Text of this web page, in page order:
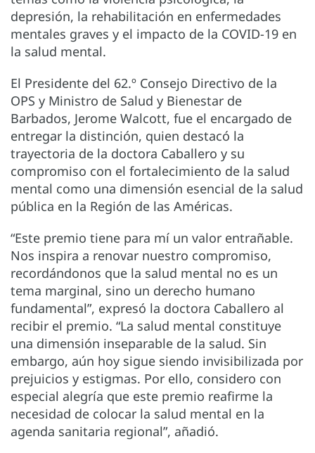
depresión, la rehabilitación en enfermedades
mentales graves y el impacto de la COVID-19 en
la salud mental.
El Presidente del 62.º Consejo Directivo de la
OPS y Ministro de Salud y Bienestar de
Barbados, Jerome Walcott, fue el encargado de
entregar la distinción, quien destacó la
trayectoria de la doctora Caballero y su
compromiso con el fortalecimiento de la salud
mental como una dimensión esencial de la salud
pública en la Región de las Américas.
“Este premio tiene para mí un valor entrañable.
Nos inspira a renovar nuestro compromiso,
recordándonos que la salud mental no es un
tema marginal, sino un derecho humano
fundamental”, expresó la doctora Caballero al
recibir el premio. “La salud mental constituye
una dimensión inseparable de la salud. Sin
embargo, aún hoy sigue siendo invisibilizada por
prejuicios y estigmas. Por ello, considero con
especial alegría que este premio reafirme la
necesidad de colocar la salud mental en la
agenda sanitaria regional”, añadió.